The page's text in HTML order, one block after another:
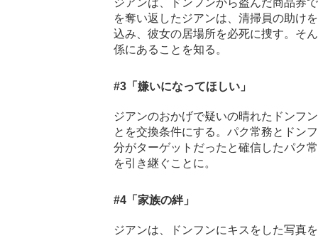
を奪い返したジアンは、清掃員の助け
込み、彼女の居場所を必死に捜す。そ
係にあることを知る。
#3 「嫌いになってほしい」
ジアンのおかげで疑いの晴れたドンフ
とを交換条件にする。パク常務とドン
分がターゲットだったと確信したパク
を引き継ぐことに。
#4 「家族の絆」
ジアンは、ドンフンにキスをした写真